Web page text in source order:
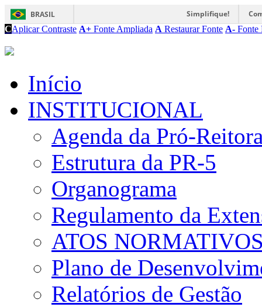
BRASIL Simplifique!
CAplicar Contraste A+ Fonte Ampliada A Restaurar Fonte A- Fonte
Início
INSTITUCIONAL
Agenda da Pró-
Estrutura da PR-5
Organograma
Regulamento da
ATOS
Plano de
Relatórios de Gestão